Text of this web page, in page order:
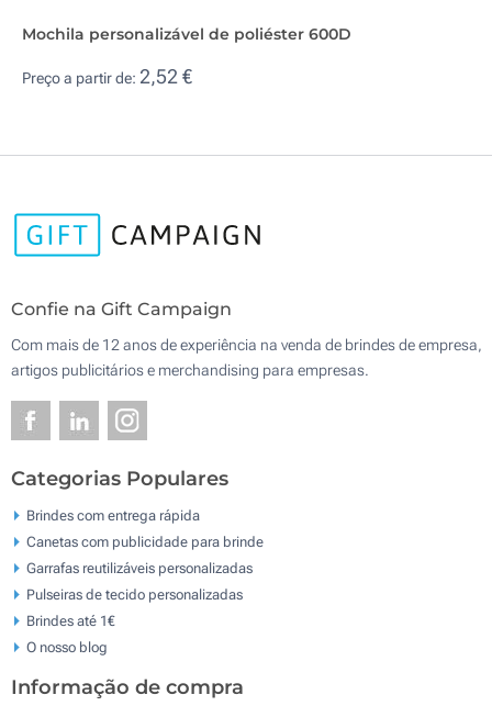
Mochila personalizável de poliéster 600D
Preço a partir de: 2,52 €
Confie na Gift Campaign
Com mais de 12 anos de experiência na venda de brindes de empresa,
artigos publicitários e merchandising para empresas.
Categorias Populares
Brindes com entrega rápida
Canetas com publicidade para brinde
Garrafas reutilizáveis personalizadas
Pulseiras de tecido personalizadas
Brindes até 1€
O nosso blog
Informação de compra